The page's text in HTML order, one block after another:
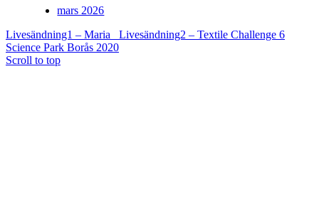
mars 2026
Livesändning1 – Maria
Livesändning2 – Textile Challenge 6
Science Park Borås 2020
Scroll to top